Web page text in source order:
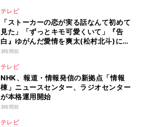
テレビ
「ストーカーの恋が実る話なんて初めて
見た」「ずっとキモ可愛くいて」『告
白』ゆがんだ愛情を爽太(松村北斗)に向
ける視聴者の声
3時間前
テレビ
NHK、報道・情報発信の新拠点「情報
棟」ニュースセンター、ラジオセンター
が本格運用開始
3時間前
テレビ